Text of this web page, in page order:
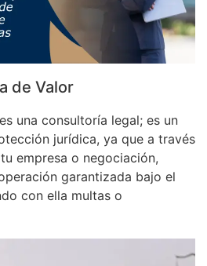
de Valor
una consultoría legal; es un
jurídica, ya que a través
empresa o negociación,
garantizada bajo el
con ella multas o